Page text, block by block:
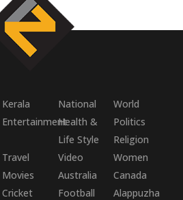
Kerala National
World
EntertainmentHealth &
Life Style
Politics
Religion
Travel Video
Women
Movies Australia
Canada
Cricket Football
Alappuzha